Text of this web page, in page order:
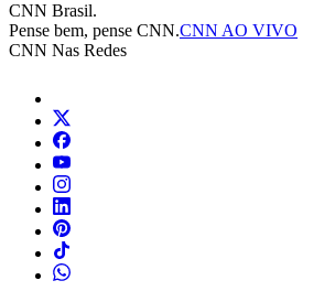
CNN Brasil.
Pense bem, pense CNN.CNN AO VIVO
CNN Nas Redes